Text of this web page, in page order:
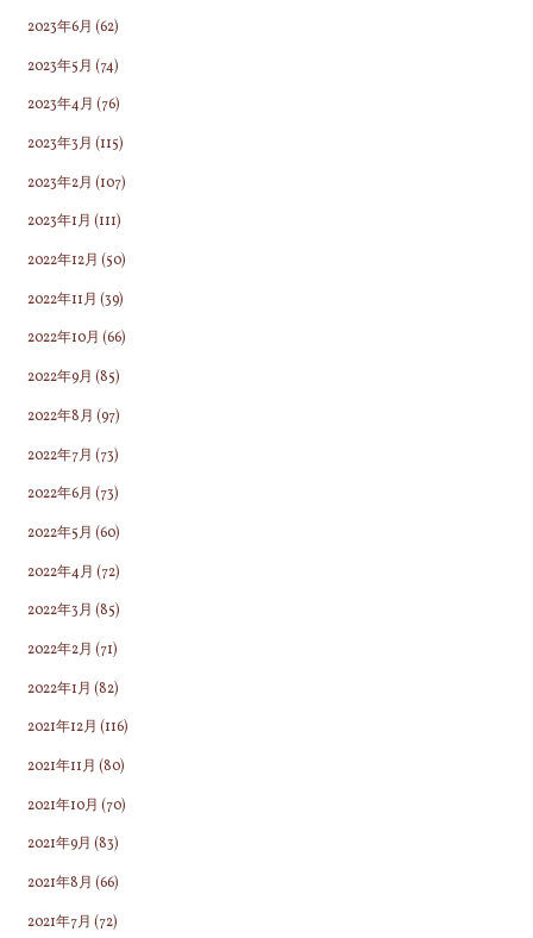
2023年6月 (62)
2023年5月 (74)
2023年4月 (76)
2023年3月 (115)
2023年2月 (107)
2023年1月 (111)
2022年12月 (50)
2022年11月 (39)
2022年10月 (66)
2022年9月 (85)
2022年8月 (97)
2022年7月 (73)
2022年6月 (73)
2022年5月 (60)
2022年4月 (72)
2022年3月 (85)
2022年2月 (71)
2022年1月 (82)
2021年12月 (116)
2021年11月 (80)
2021年10月 (70)
2021年9月 (83)
2021年8月 (66)
2021年7月 (72)